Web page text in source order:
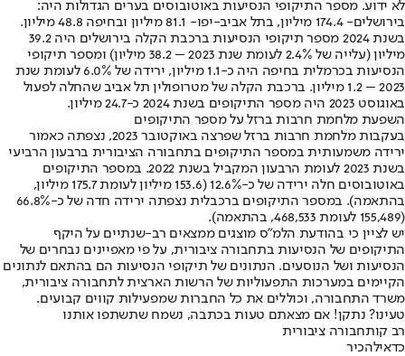
לא ידוע. מספר התיקופי הנסיעות באוטובוסים בערים הגדולות היה:
בירושלים- 174.4 מיליון, בתל אביב-יפו- 81.1 מיליון ובחיפה 48.8 מיליון.
בשנת 2024 מספר תיקופי הנסיעות ברכבת הקלה בירושלים היה 39.2
מיליון (עלייה של 2.4% לעומת שנת 2023 – 38.2 מיליון) ומספר תיקופי
הנסיעות בכרמלית בחיפה היה כ-1.1 מיליון, ירידה של 6.0% לעומת שנת
2023 – 1.2 מיליון. ברכבת הקלה של מטרופולין תל אביב שהחלה לפעול
באוגוסט 2023 היה מספר התיקופים בשנת 2024 כ-24.7 מיליון.
השפעת מלחמת חרבות ברזל על מספר התיקופים
בעקבות מלחמת חרבות ברזל שפרצה באוקטובר 2023, נצפתה כאמור
ירידה משמעותית במספר התיקופים בתחבורה הציבורית ברבעון הרביעי
בשנת 2023 לעומת הרבעון המקביל בשנת 2022. במספר התיקופים
באוטובוסים חלה ירידה של כ-12.6% (153.6 מיליון לעומת 175.7 מיליון,
בהתאמה). במספר התיקופים ברכבלית נצפתה ירידה חדה של כ-66.8%
(155,489 לעומת 468,533, בהתאמה).
יש לציין כי בהודעת הלמ״ס מוצגים ממצאים רב-שנתיים על היקף
התיקופים של הנסיעות בתחבורה ציבורית, על פי מאפיינים נבחרים של
הנסיעות ושל הנוסעים. הנתונים של תיקופי הנסיעות הם בהתאם לנתונים
הקיימים במערכות התפעוליות של הרשות הארצית לתחבורה ציבורית,
משרד התחבורה, וכוללים את כל החברות שמפעילות קווים קבועים.
טעינו? נתקן! אם מצאתם טעות בכתבה, נשמח שתשתפו אותנו
רב קותחבורה ציבורית
כדאילהכיר